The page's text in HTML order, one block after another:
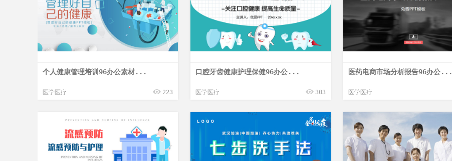
个人健康管理培训96办公素材...
医学医疗 223
口腔牙齿健康护理保健96办公...
医学医疗 303
医药电商市场分析报告96办公...
医学医疗